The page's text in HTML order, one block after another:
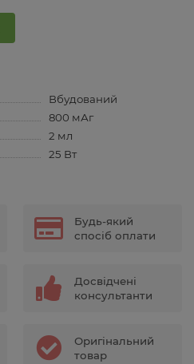
Вбудований
800 мАг
2 мл
25 Вт
Будь-який
спосіб оплати
Досвідчені
консультанти
Оригінальний
товар